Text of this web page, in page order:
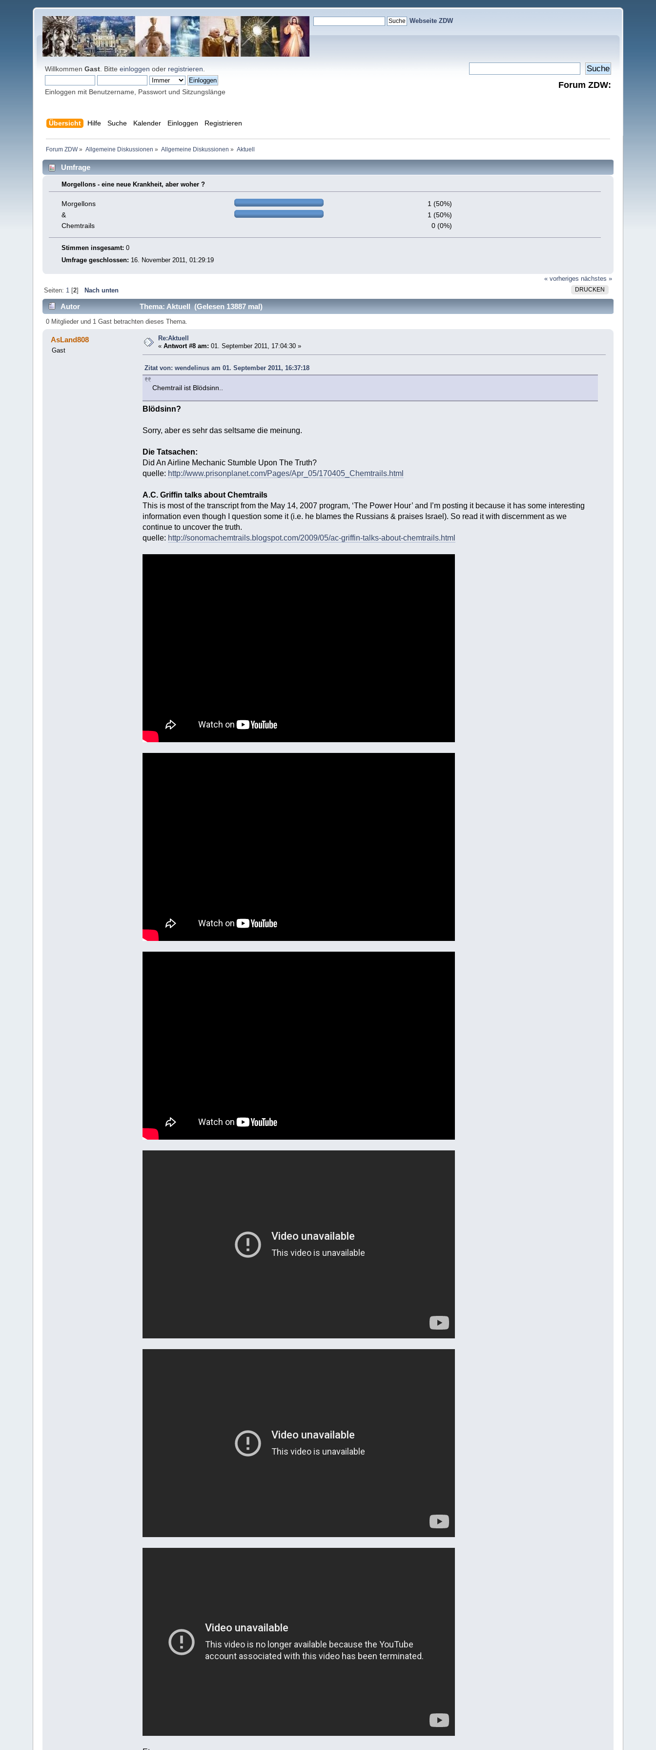
Webseite ZDW
WillkommenGast . Bitteeinloggen oder registrieren
Einloggen mit Benutzername, Passwort und Sitzungslänge
Forum ZDW:
Übersicht Hilfe Suche Kalender Einloggen Registrieren
Forum ZDW» Allgemeine Diskussionen » Allgemeine Diskussionen » Aktuell
Umfrage
Morgellons - eine neue Krankheit, aber woher ?
Morgellons
1 (50%)
&
1 (50%)
Chemtrails
0 (0%)
Stimmen insgesamt: 0
Umfrage geschlossen: 16. November 2011, 01:29:19
« vorheriges nächstes »
DRUCKEN
Seiten: 1[2] Nach unten
Autor Thema: Aktuell (Gelesen 13887 mal)
0 Mitglieder und 1 Gast betrachten dieses Thema.
AsLand808
Gast
Re:Aktuell
«Antwort #8 am: 01. September 2011, 17:04:30 »
Zitat von: wendelinus am 01. September 2011, 16:37:18
Chemtrail ist Blödsinn..
Blödsinn?
Sorry, aber es sehr das seltsame die meinung.
Die Tatsachen:
Did An Airline Mechanic Stumble Upon The Truth?
quelle: http://www.prisonplanet.com/Pages/Apr_05/170405_Chemtrails.html
A.C. Griffin talks about Chemtrails
This is most of the transcript from the May 14, 2007 program, ‘The Power Hour’ and I’m posting it because it has some interesting
information even though I question some it (i.e. he blames the Russians & praises Israel). So read it with discernment as we
continue to uncover the truth.
quelle: http://sonomachemtrails.blogspot.com/2009/05/ac-griffin-talks-about-chemtrails.html